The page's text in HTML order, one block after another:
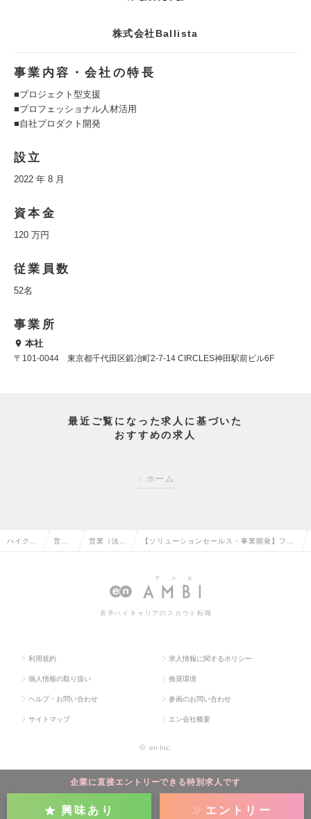
株式会社Ballista
事業内容・会社の特長
■プロジェクト型支援
■プロフェッショナル人材活用
■自社プロダクト開発
設立
2022 年 8 月
資本金
120 万円
従業員数
52名
事業所
本社
〒101-0044 東京都千代田区鍛冶町2-7-14 CIRCLES神田駅前ビル6F
最近ご覧になった求人に基づいた
おすすめの求人
ホーム
企業に直接エントリーできる特別求人です
興味あり エントリー
ハイクラ 営業 営業（法人 【ソリューションセールス・事業開発】フレ
の求人情報
若手ハイキャリアのスカウト転職
利用規約 求人情報に関するポリシー
個人情報の取り扱い 推奨環境
ヘルプ・お問い合わせ 参画のお問い合わせ
サイトマップ エン会社概要
© en Inc.